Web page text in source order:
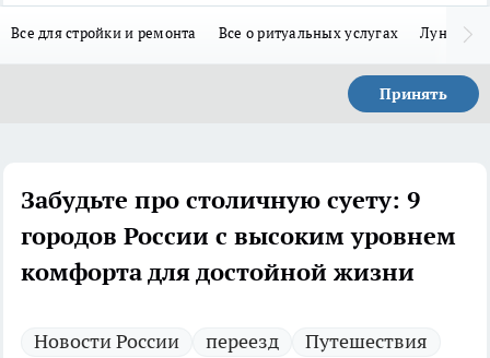
Все для стройки и ремонта Все о ритуальных услугах Лунно-
Принять
Забудьте про столичную суету: 9
городов России с высоким уровнем
комфорта для достойной жизни
Новости России переезд
Путешествия